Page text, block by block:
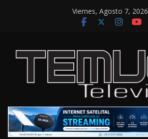
Viernes, Agosto 7, 2026